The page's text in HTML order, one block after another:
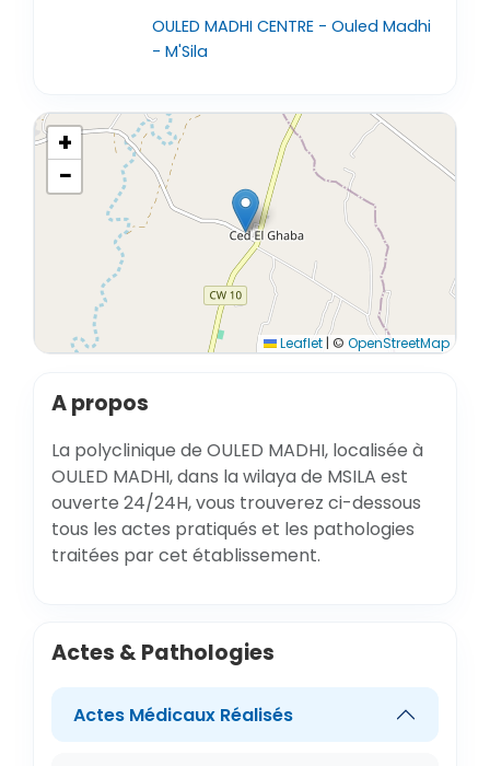
OULED MADHI CENTRE - Ouled Madhi
- M'Sila
+
−
Leaflet | © OpenStreetMap
A propos
La polyclinique de OULED MADHI, localisée à
OULED MADHI, dans la wilaya de MSILA est
ouverte 24/24H, vous trouverez ci-dessous
tous les actes pratiqués et les pathologies
traitées par cet établissement.
Actes & Pathologies
Actes Médicaux Réalisés